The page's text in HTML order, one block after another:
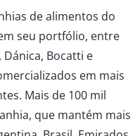
de alimentos do
seu portfólio, entre
Dánica, Bocatti e
em mais
Mais de 100 mil
que mantém mais